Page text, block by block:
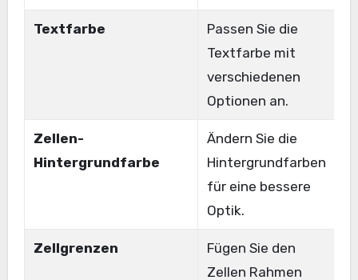
Textfarbe
Passen Sie die
Textfarbe mit
verschiedenen
Optionen an.
Zellen-
Hintergrundfarbe
Ändern Sie die
Hintergrundfarben
für eine bessere
Optik.
Zellgrenzen
Fügen Sie den
Zellen Rahmen